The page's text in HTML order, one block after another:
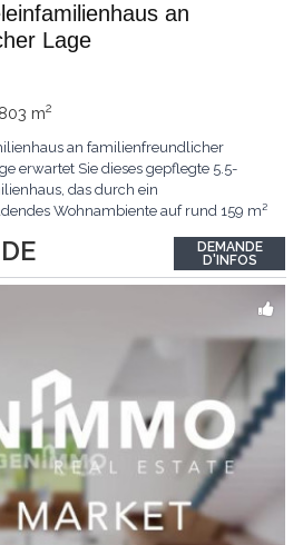
an
Lage
803 m2
an familienfreundlicher
erwartet Sie dieses gepflegte 5.5-
das durch ein
Wohnambiente auf rund 159 m²
Zustand und vereint
perfekt mit nachhaltiger
DEMANDE
D'INFOS